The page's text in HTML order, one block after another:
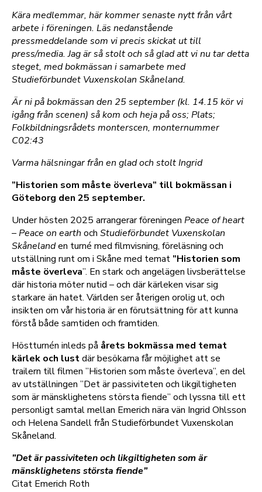
Kära medlemmar, här kommer senaste nytt från vårt
arbete i föreningen. Läs nedanstående
pressmeddelande som vi precis skickat ut till
press/media. Jag är så stolt och så glad att vi nu tar detta
steget, med bokmässan i samarbete med
Studieförbundet Vuxenskolan Skåneland.
Är ni på bokmässan den 25 september (kl. 14.15 kör vi
igång från scenen) så kom och heja på oss; Plats;
Folkbildningsrådets monterscen, monternummer
C02:43
Varma hälsningar från en glad och stolt Ingrid
”Historien som måste överleva” till bokmässan i
Göteborg den 25 september.
Under hösten 2025 arrangerar föreningen Peace of heart
– Peace on earth och Studieförbundet Vuxenskolan
Skånelanden turné med filmvisning, föreläsning och
utställning runt om i Skåne med temat ”Historien som
måste överleva”. En stark och angelägen livsberättelse
där historia möter nutid – och där kärleken visar sig
starkare än hatet. Världen ser återigen orolig ut, och
insikten om vår historia är en förutsättning för att kunna
förstå både samtiden och framtiden.
Höstturnén inleds på årets bokmässa med temat
kärlek och lustdär besökarna får möjlighet att se
trailern till filmen ”Historien som måste överleva”, en del
av utställningen ”Det är passiviteten och likgiltigheten
som är mänsklighetens största fiende” och lyssna till ett
personligt samtal mellan Emerich nära vän Ingrid Ohlsson
och Helena Sandell från Studieförbundet Vuxenskolan
Skåneland.
”Det är passiviteten och likgiltigheten som är
mänsklighetens största fiende”
Citat Emerich Roth